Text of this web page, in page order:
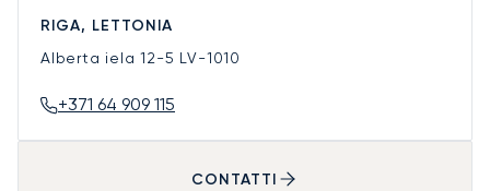
RIGA, LETTONIA
Alberta iela 12-5 LV-1010
+371 64 909 115
CONTATTI